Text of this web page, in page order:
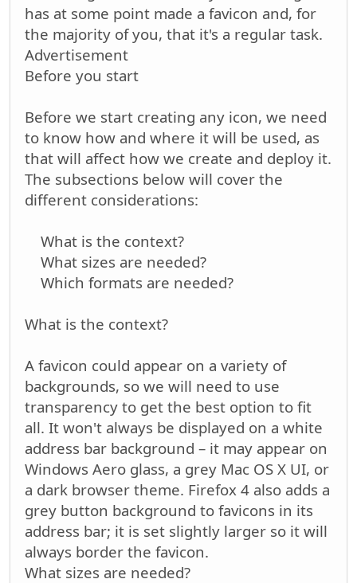
has at some point made a favicon and, for
the majority of you, that it's a regular task.
Advertisement
Before you start
Before we start creating any icon, we need
to know how and where it will be used, as
that will affect how we create and deploy it.
The subsections below will cover the
different considerations:
What is the context?
What sizes are needed?
Which formats are needed?
What is the context?
A favicon could appear on a variety of
backgrounds, so we will need to use
transparency to get the best option to fit
all. It won't always be displayed on a white
address bar background – it may appear on
Windows Aero glass, a grey Mac OS X UI, or
a dark browser theme. Firefox 4 also adds a
grey button background to favicons in its
address bar; it is set slightly larger so it will
always border the favicon.
What sizes are needed?